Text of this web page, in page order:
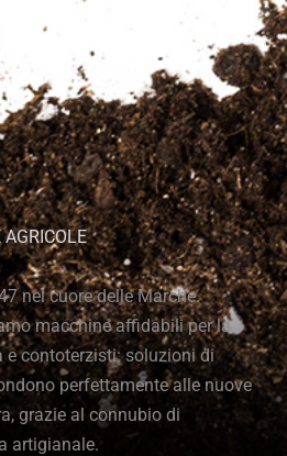
nel cuore delle Marche.
macchine affidabili per la
e contoterzisti: soluzioni di
perfettamente alle nuove
grazie al connubio di
artigianale.